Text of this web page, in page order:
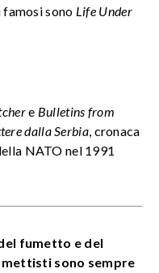
famosi sono Life Under
e Bulletins from
dalla Serbia, cronaca
NATO nel 1991
fumetto e del
sono sempre